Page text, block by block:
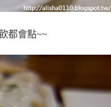
都會點~~